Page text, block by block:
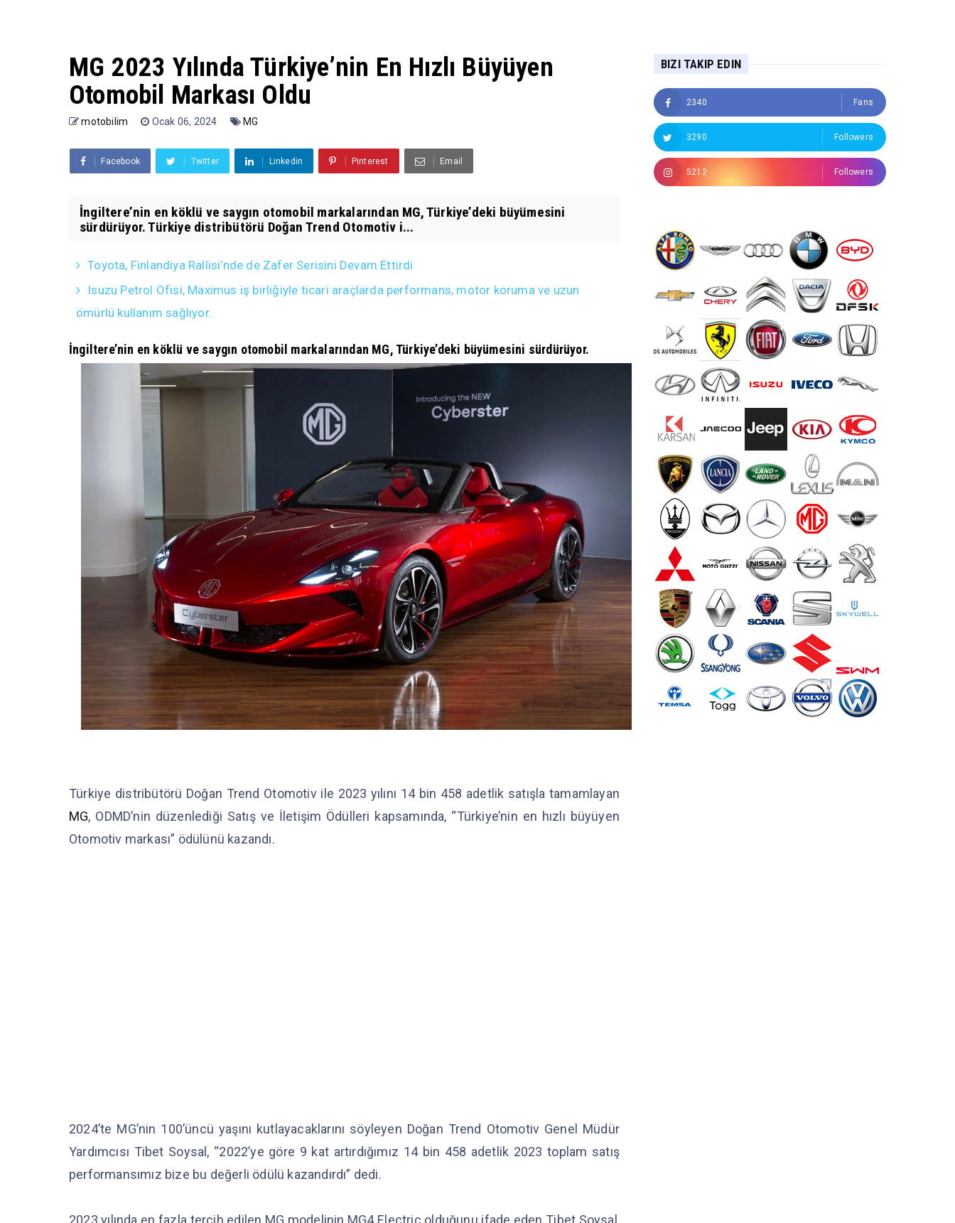
MG 2023 Yılında Türkiye’nin En Hızlı Büyüyen
Otomobil Markası Oldu
motobilim Ocak 06, 2024 MG
Facebook Twitter Linkedin Pinterest Email
İngiltere’nin en köklü ve saygın otomobil markalarından MG, Türkiye’deki büyümesini
sürdürüyor. Türkiye distribütörü Doğan Trend Otomotiv i...
Toyota, Finlandiya Rallisi’nde de Zafer Serisini Devam Ettirdi
Isuzu Petrol Ofisi, Maximus iş birliğiyle ticari araçlarda performans, motor koruma ve uzun
ömürlü kullanım sağlıyor.
İngiltere’nin en köklü ve saygın otomobil markalarından MG, Türkiye’deki büyümesini sürdürüyor.
Türkiye distribütörü Doğan Trend Otomotiv ile 2023 yılını 14 bin 458 adetlik satışla tamamlayan
MG, ODMD’nin düzenlediği Satış ve İletişim Ödülleri kapsamında, “Türkiye’nin en hızlı büyüyen
Otomotiv markası” ödülünü kazandı.
2024’te MG’nin 100’üncü yaşını kutlayacaklarını söyleyen Doğan Trend Otomotiv Genel Müdür
Yardımcısı Tibet Soysal, “2022’ye göre 9 kat artırdığımız 14 bin 458 adetlik 2023 toplam satış
performansımız bize bu değerli ödülü kazandırdı” dedi.
2023 yılında en fazla tercih edilen MG modelinin MG4 Electric olduğunu ifade eden Tibet Soysal,
BIZI TAKIP EDIN
2340 Fans
3290 Followers
5212 Followers